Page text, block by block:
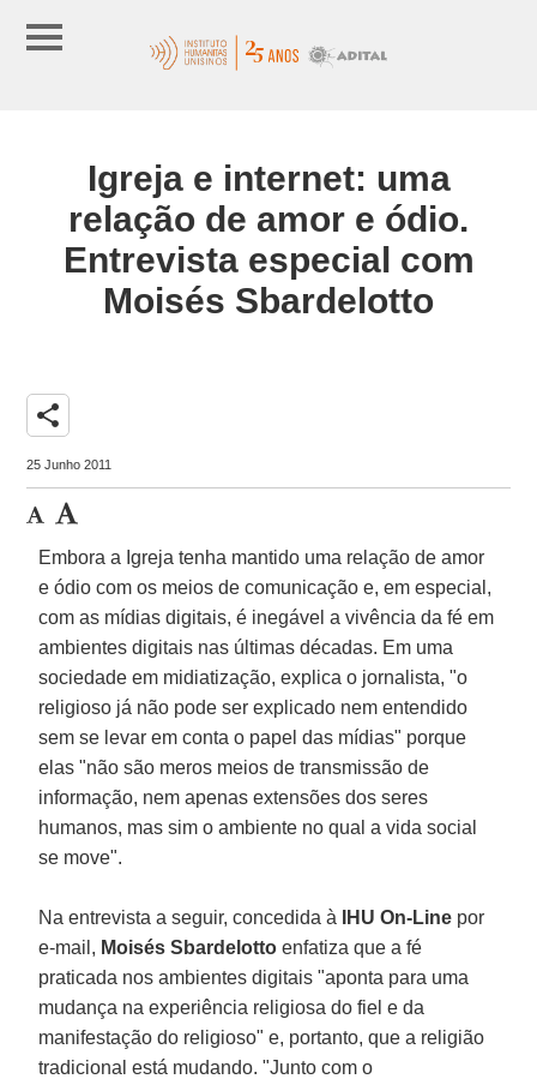
Igreja e internet: uma
relação de amor e ódio.
Entrevista especial com
Moisés Sbardelotto
share
25 Junho 2011
Embora a Igreja tenha mantido uma relação de amor
e ódio com os meios de comunicação e, em especial,
com as mídias digitais, é inegável a vivência da fé em
ambientes digitais nas últimas décadas. Em uma
sociedade em midiatização, explica o jornalista, "o
religioso já não pode ser explicado nem entendido
sem se levar em conta o papel das mídias" porque
elas "não são meros meios de transmissão de
informação, nem apenas extensões dos seres
humanos, mas sim o ambiente no qual a vida social
se move".
Na entrevista a seguir, concedida à IHU On-Line por
e-mail, Moisés Sbardelotto enfatiza que a fé
praticada nos ambientes digitais "aponta para uma
mudança na experiência religiosa do fiel e da
manifestação do religioso" e, portanto, que a religião
tradicional está mudando. "Junto com o